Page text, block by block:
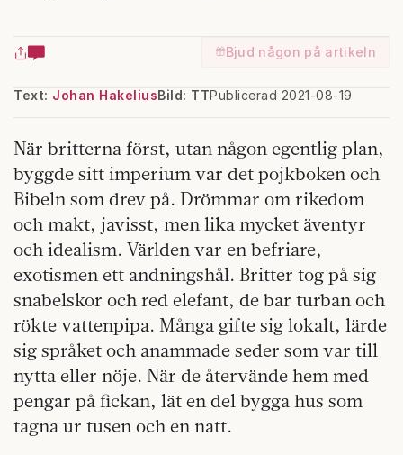
Bjud någon på artikeln
Text: Johan Hakelius Publicerad 2021-08-19
Bild: TT
När britterna först, utan någon egentlig plan,
byggde sitt imperium var det pojkboken och
Bibeln som drev på. Drömmar om rikedom
och makt, javisst, men lika mycket äventyr
och idealism. Världen var en befriare,
exotismen ett andningshål. Britter tog på sig
snabelskor och red elefant, de bar turban och
rökte vattenpipa. Många gifte sig lokalt, lärde
sig språket och anammade seder som var till
nytta eller nöje. När de återvände hem med
pengar på fickan, lät en del bygga hus som
tagna ur tusen och en natt.